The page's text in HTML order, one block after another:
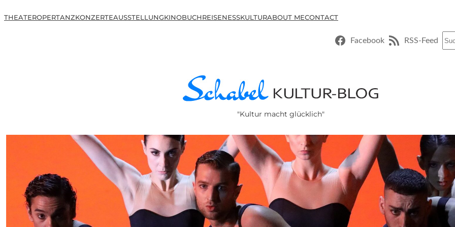
THEATEROPERTANZKONZERTEAUSSTELLUNGKINOBUCHREISENESSKULTURABOUT MECONTACT
Facebook RSS-Feed
"Kultur macht glücklich"